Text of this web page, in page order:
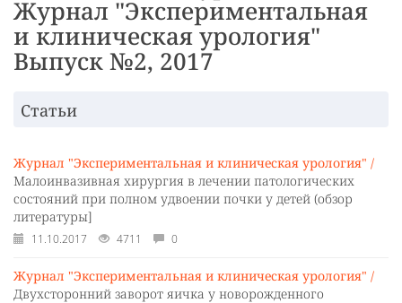
Журнал "Экспериментальная
и клиническая урология"
Выпуск №2, 2017
Статьи
Журнал "Экспериментальная и клиническая урология" /
Малоинвазивная хирургия в лечении патологических
состояний при полном удвоении почки у детей (обзор
литературы]
11.10.2017 4711 0
Журнал "Экспериментальная и клиническая урология" /
Двухсторонний заворот яичка у новорожденного